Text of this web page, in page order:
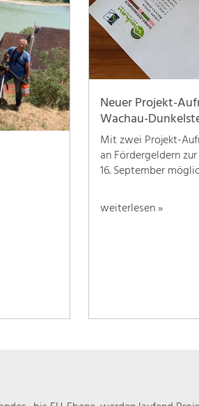
Neuer Projekt-
Wachau-
Mit zwei Projekt-
an Fördergeldern
16. September
weiterlesen »